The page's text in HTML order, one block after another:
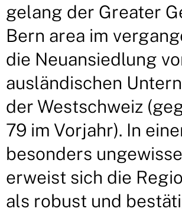
gelang der Greater
Bern area im
die Neuansiedlung
ausländischen
der Westschweiz
79 im Vorjahr). In
besonders
erweist sich die
als robust und